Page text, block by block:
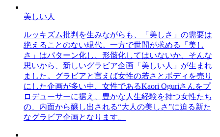
美しい人
ルッキズム批判を生みながらも、「美しさ」の需要は
絶えることのない現代。一方で世間が求める「美し
さ」はパターン化し、形骸化してはいないか、そんな
思いから、新しいグラビア企画「美しい人」が生まれ
ました。グラビアと言えば女性の若さとボディを売り
にした企画が多い中、女性であるKaori Oguriさんをプ
ロデューサーに据え、豊かな人生経験を持つ女性たち
の、内面から醸し出される“大人の美しさ”に迫る新た
なグラビア企画となります。